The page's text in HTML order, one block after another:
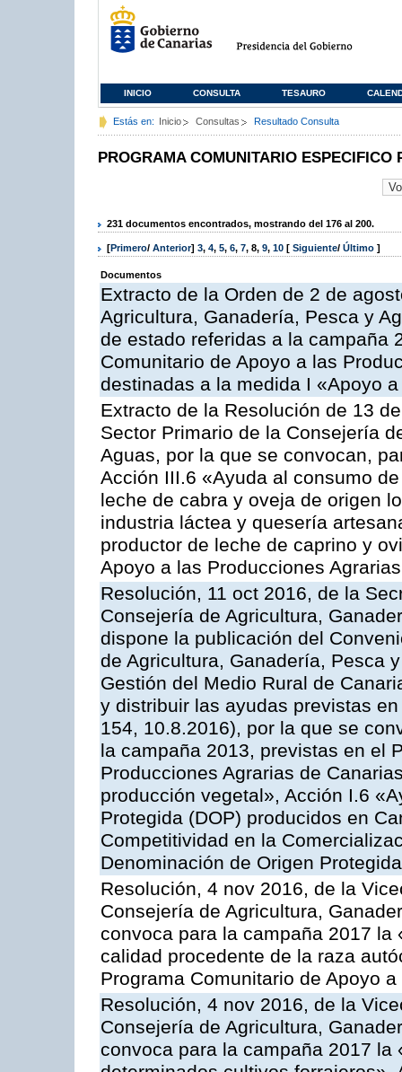
INICIO CONSULTA TESAURO
Estás en: Inicio Consultas Resultado Consulta
PROGRAMA COMUNITARIO ESPECIFICO
231 documentos encontrados, mostrando del 176 al 200.
[Primero/ Anterior] 3, 4, 5, 6, 7, 8, 9, 10 [ Siguiente/ Último ]
Documentos
Extracto de la Orden de 2 de
Agricultura, Ganadería, Pesca y
de estado referidas a la campaña
Comunitario de Apoyo a las
destinadas a la medida I «Apoyo
Extracto de la Resolución de 13
Sector Primario de la Consejería
Aguas, por la que se convocan,
Acción III.6 «Ayuda al consumo
leche de cabra y oveja de origen
industria láctea y quesería
productor de leche de caprino y
Apoyo a las Producciones
Resolución, 11 oct 2016, de la
Consejería de Agricultura,
dispone la publicación del
de Agricultura, Ganadería, Pesca
Gestión del Medio Rural de
y distribuir las ayudas previstas
154, 10.8.2016), por la que se
la campaña 2013, previstas en el
Producciones Agrarias de
producción vegetal», Acción I.6
Protegida (DOP) producidos en
Competitividad en la
Denominación de Origen
Resolución, 4 nov 2016, de la
Consejería de Agricultura,
convoca para la campaña 2017
calidad procedente de la raza
Programa Comunitario de Apoyo
Resolución, 4 nov 2016, de la
Consejería de Agricultura,
convoca para la campaña 2017 la